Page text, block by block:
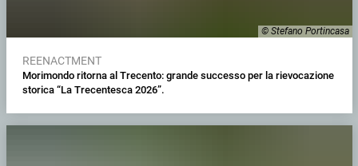
© Stefano Portincasa
REENACTMENT
Morimondo ritorna al Trecento: grande successo per la rievocazione
storica “La Trecentesca 2026”.